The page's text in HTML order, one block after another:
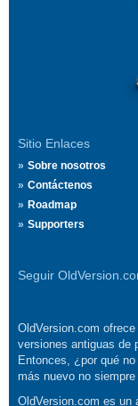
Sitio Enlaces
Sobre nosotros
Contáctenos
Roadmap
Supporters
Seguir
OldVersion.com
versiones antiguas de
Entonces, ¿por qué
más nuevo no
OldVersion.com es un